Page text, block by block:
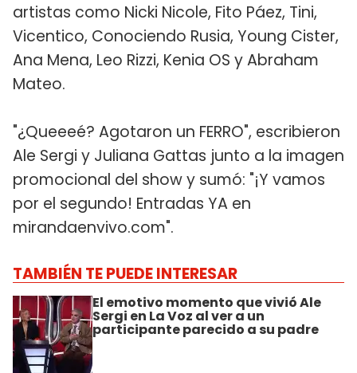
artistas como Nicki Nicole, Fito Páez, Tini,
Vicentico, Conociendo Rusia, Young Cister,
Ana Mena, Leo Rizzi, Kenia OS y Abraham
Mateo.
"¿Queeeé? Agotaron un FERRO", escribieron
Ale Sergi y Juliana Gattas junto a la imagen
promocional del show y sumó: "¡Y vamos
por el segundo! Entradas YA en
mirandaenvivo.com".
TAMBIÉN TE PUEDE INTERESAR
El emotivo momento que vivió Ale
Sergi en La Voz al ver a un
participante parecido a su padre